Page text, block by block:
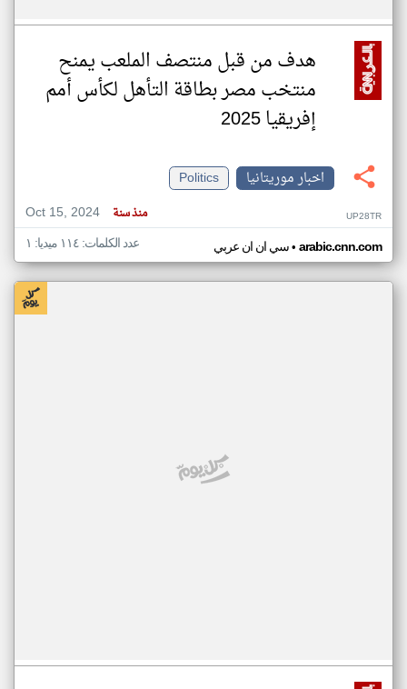
هدف من قبل منتصف الملعب يمنح
منتخب مصر بطاقة التأهل لكأس أمم
إفريقيا 2025
اخبار موريتانيا
Politics
Oct 15, 2024
منذ سنة UP28TR
سي ان ان عربي• arabic.cnn.com عدد الكلمات: ١١٤ ميديا: ١